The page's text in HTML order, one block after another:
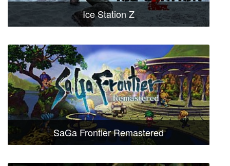
Ice Station Z
SaGa Frontier Remastered